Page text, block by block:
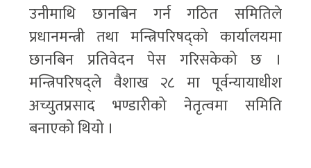
उनीमाथि छानबिन गर्न गठित समितिले
प्रधानमन्त्री तथा मन्त्रिपरिषद्को कार्यालयमा
छानबिन प्रतिवेदन पेस गरिसकेको छ ।
मन्त्रिपरिषद्ले वैशाख २८ मा पूर्वन्यायाधीश
अच्युतप्रसाद भण्डारीको नेतृत्वमा समिति
बनाएको थियो ।